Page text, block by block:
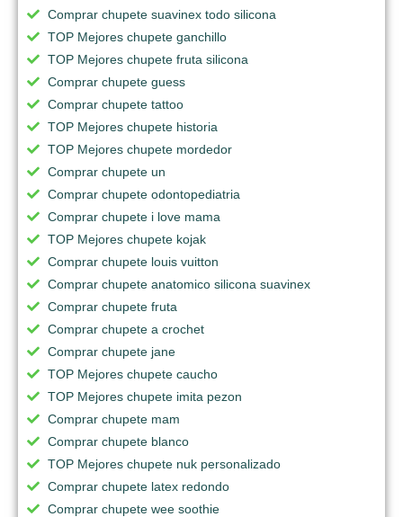
Comprar chupete suavinex todo silicona
TOP Mejores chupete ganchillo
TOP Mejores chupete fruta silicona
Comprar chupete guess
Comprar chupete tattoo
TOP Mejores chupete historia
TOP Mejores chupete mordedor
Comprar chupete un
Comprar chupete odontopediatria
Comprar chupete i love mama
TOP Mejores chupete kojak
Comprar chupete louis vuitton
Comprar chupete anatomico silicona suavinex
Comprar chupete fruta
Comprar chupete a crochet
Comprar chupete jane
TOP Mejores chupete caucho
TOP Mejores chupete imita pezon
Comprar chupete mam
Comprar chupete blanco
TOP Mejores chupete nuk personalizado
Comprar chupete latex redondo
Comprar chupete wee soothie